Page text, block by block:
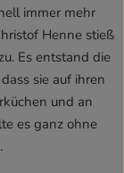
immer mehr
Henne stieß
Es entstand die
sie auf ihren
und an
es ganz ohne